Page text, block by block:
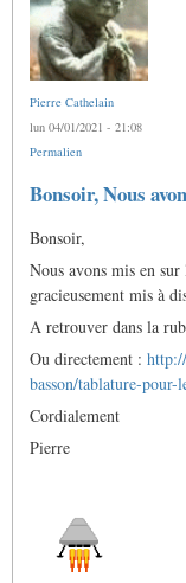
Pierre Cathelain
lun 04/01/2021 - 21:08
Permalien
Bonsoir, Nous
Bonsoir,
Nous avons mis en
gracieusement mis à
A retrouver dans la
Ou directement :
basson/tablature-
Cordialement
Pierre